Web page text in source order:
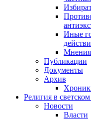
Иные
Мнения
Публикации
Документы
Архив
Религия в
Новости
Власти